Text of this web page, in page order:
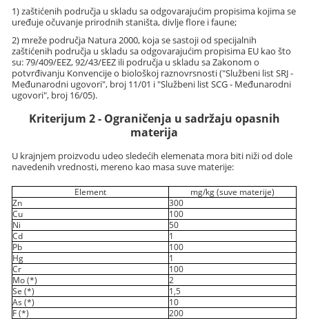
1) zaštićenih područja u skladu sa odgovarajućim propisima kojima se
uređuje očuvanje prirodnih staništa, divlje flore i faune;
2) mreže područja Natura 2000, koja se sastoji od specijalnih
zaštićenih područja u skladu sa odgovarajućim propisima EU kao što
su: 79/409/EEZ, 92/43/EEZ ili područja u skladu sa Zakonom o
potvrđivanju Konvencije o biološkoj raznovrsnosti ("Službeni list SRJ -
Međunarodni ugovori", broj 11/01 i "Službeni list SCG - Međunarodni
ugovori", broj 16/05).
Kriterijum 2 - Ograničenja u sadržaju opasnih
materija
U krajnjem proizvodu udeo sledećih elemenata mora biti niži od dole
navedenih vrednosti, mereno kao masa suve materije:
Element
mg/kg (suve materije)
Zn
300
Cu
100
Ni
50
Cd
1
Pb
100
Hg
1
Cr
100
Mo (*)
2
Se (*)
1,5
As (*)
10
F (*)
200